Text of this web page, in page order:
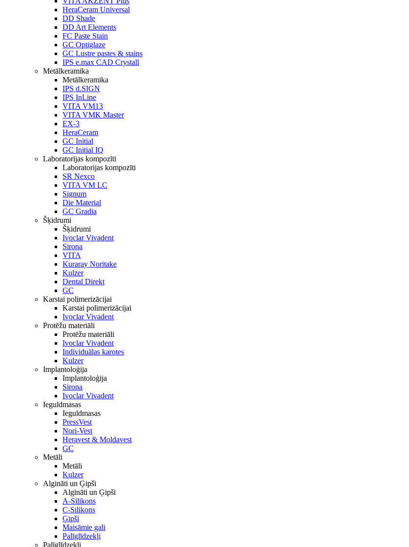
HeraCeram Universal
DD Shade
DD Art Elements
FC Paste Stain
GC Optiglaze
GC Lustre pastes & stains
IPS e.max CAD Crystall
Metālkeramika
Metālkeramika
IPS d.SIGN
IPS InLine
VITA VM13
VITA VMK Master
EX-3
HeraCeram
GC Initial
GC Initial IQ
Laboratorijas kompozīti
Laboratorijas kompozīti
SR Nexco
VITA VM LC
Signum
Die Material
GC Gradia
Šķidrumi
Šķidrumi
Ivoclar Vivadent
Sirona
VITA
Kuraray Noritake
Kulzer
Dental Direkt
GC
Karstai polimerizācijai
Karstai polimerizācijai
Ivoclar Vivadent
Protēžu materiāli
Protēžu materiāli
Ivoclar Vivadent
Individuālas karotes
Kulzer
Implantoloģija
Implantoloģija
Sirona
Ivoclar Vivadent
Ieguldmasas
Ieguldmasas
PressVest
Nori-Vest
Heravest & Moldavest
GC
Metāli
Metāli
Kulzer
Algināti un Ģipši
Algināti un Ģipši
A-Silikons
C-Silikons
Ģipši
Maisāmie gali
Palīglīdzekļi
Palīglīdzekļi